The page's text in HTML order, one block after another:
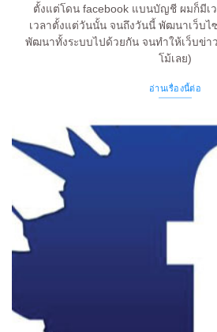
ตั้งแต่โดน facebook แบนบัญชี ผมก็มีเว
เวลาตั้งแต่วันนั้น จนถึงวันนี้ พัฒนาเว็บไ
พัฒนาทั้งระบบไปด้วยกัน จนทำให้เว็บข่
โม้เลย)
อ่านเรื่องนี้ต่อ